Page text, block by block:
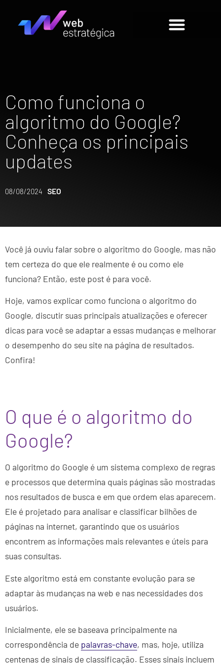
Como funciona o
algoritmo do Google?
Conheça os principais
updates
08/08/2024 SEO
Você já ouviu falar sobre o algoritmo do Google, mas não
tem certeza do que ele realmente é ou como ele
funciona? Então, este post é para você.
Hoje, vamos explicar como funciona o algoritmo do
Google, discutir suas principais atualizações e oferecer
dicas para você se adaptar a essas mudanças e melhorar
o desempenho do seu site na página de resultados.
Confira!
O que é o algoritmo do
Google?
O algoritmo do Google é um sistema complexo de regras
e processos que determina quais páginas são mostradas
nos resultados de busca e em que ordem elas aparecem.
Ele é projetado para analisar e classificar bilhões de
páginas na internet, garantindo que os usuários
encontrem as informações mais relevantes e úteis para
suas consultas.
Este algoritmo está em constante evolução para se
adaptar às mudanças na web e nas necessidades dos
usuários.
Inicialmente, ele se baseava principalmente na
correspondência de palavras-chave, mas, hoje, utiliza
centenas de sinais de classificação. Esses sinais incluem